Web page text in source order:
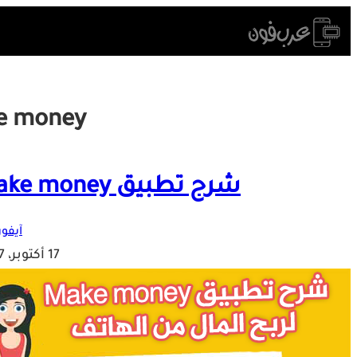
Skip
to
money
شرح تطبيق Make money لربح المال من الهاتف
17 أكتوبر، 2017